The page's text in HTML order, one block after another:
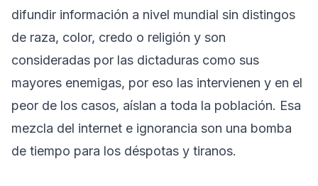
difundir información a nivel mundial sin distingos
de raza, color, credo o religión y son
consideradas por las dictaduras como sus
mayores enemigas, por eso las intervienen y en el
peor de los casos, aíslan a toda la población. Esa
mezcla del internet e ignorancia son una bomba
de tiempo para los déspotas y tiranos.